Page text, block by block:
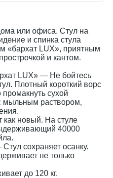
или офиса. Стул на
и спинка стула
«бархат LUX», приятным
и кантом.
LUX» — Не бойтесь
Плотный короткий ворс
промакнуть сухой
мыльным раствором,
новый. На стуле
40000
сохраняет осанку.
не только
до 120 кг.